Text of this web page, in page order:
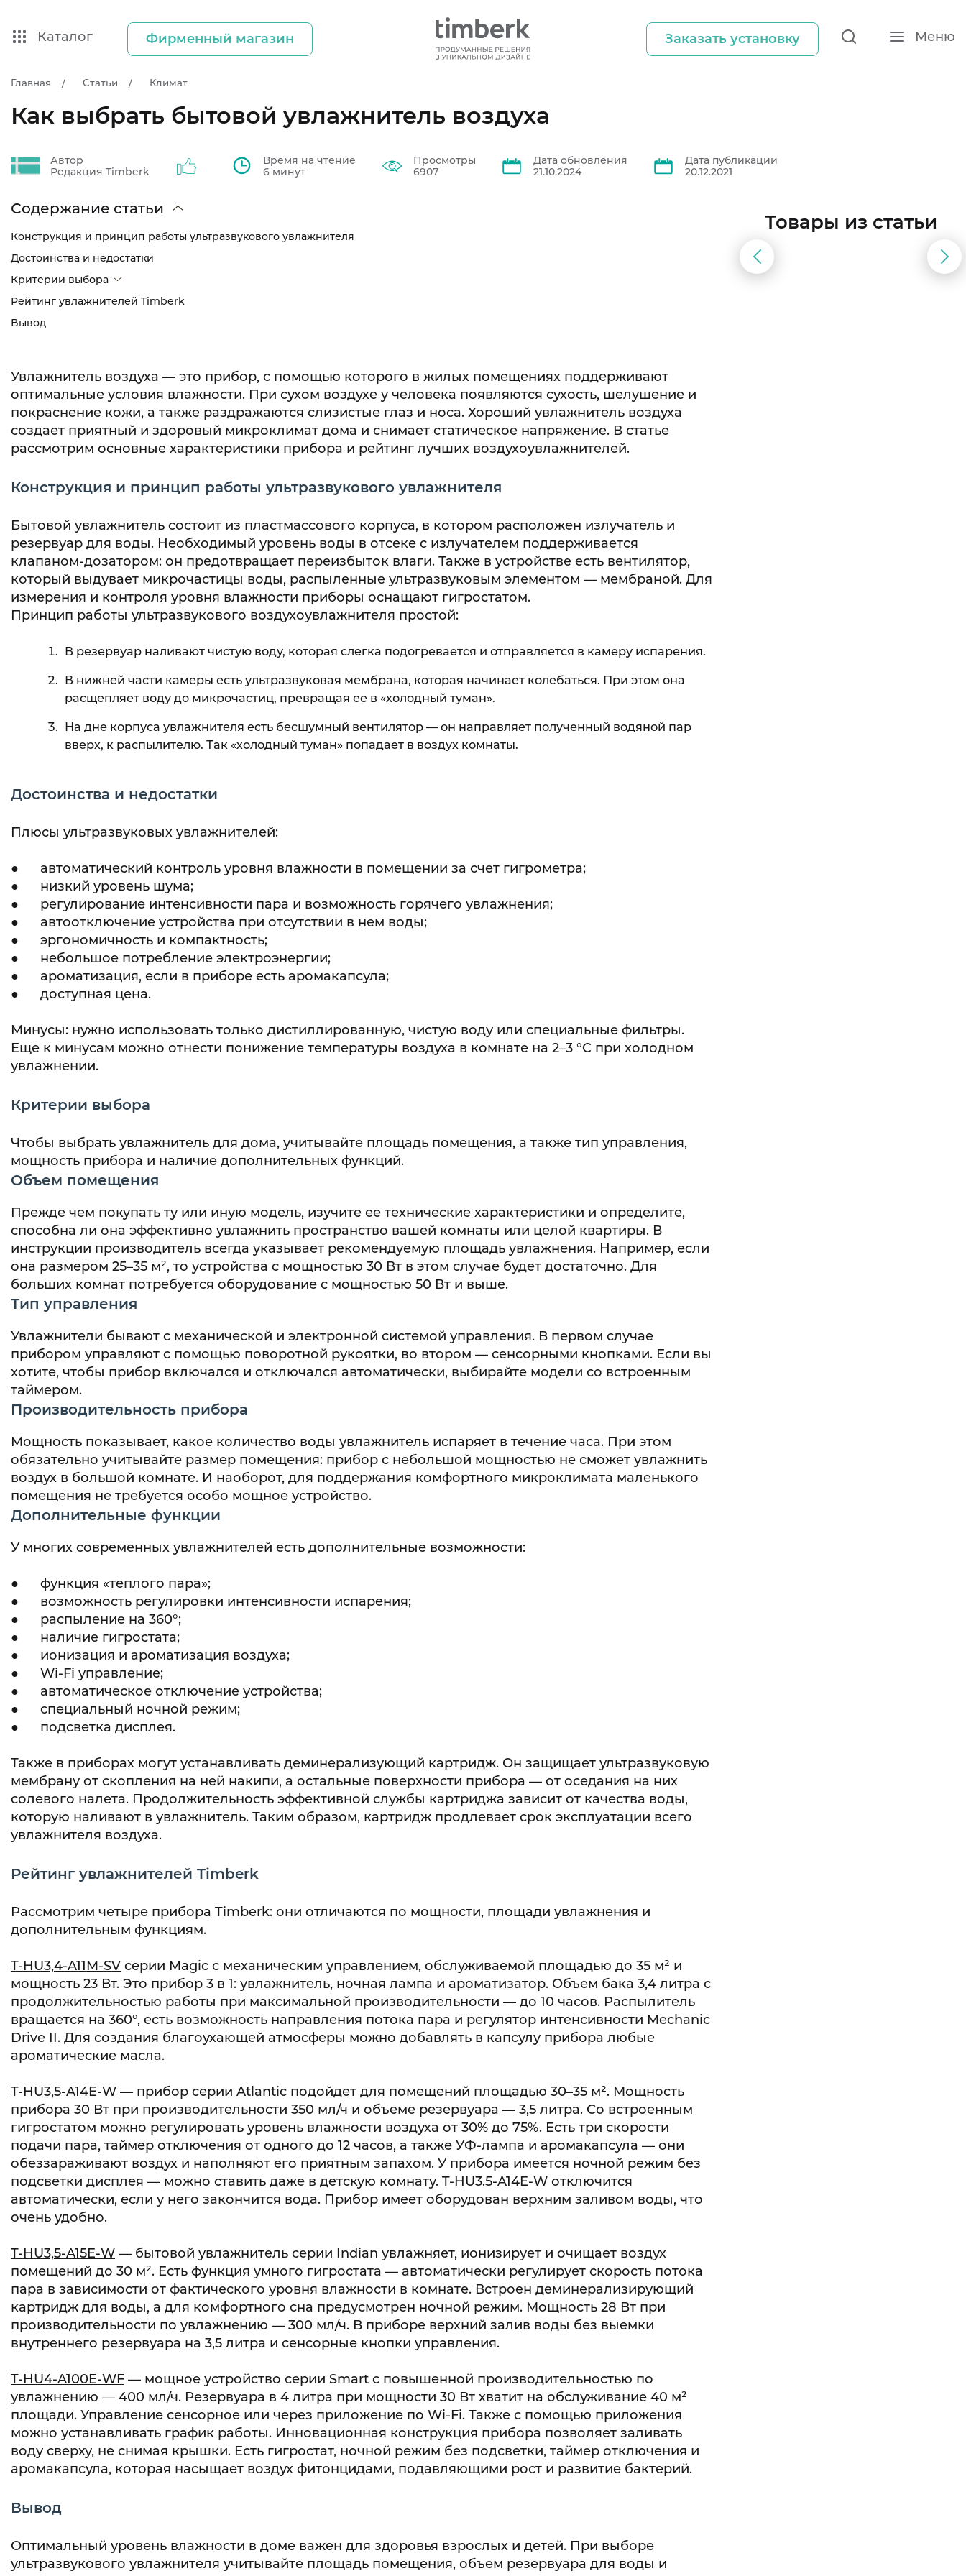
Каталог Фирменный магазин Заказать установку Меню
Главная Статьи Климат
Как выбрать бытовой увлажнитель воздуха
Автор
Редакция Timberk
Время на чтение
6 минут
Просмотры
6907
Дата обновления
21.10.2024
Дата публикации
20.12.2021
Содержание статьи
Конструкция и принцип работы ультразвукового увлажнителя
Достоинства и недостатки
Критерии выбора
Рейтинг увлажнителей Timberk
Вывод
Увлажнитель воздуха — это прибор, с помощью которого в жилых помещениях поддерживают
оптимальные условия влажности. При сухом воздухе у человека появляются сухость, шелушение и
покраснение кожи, а также раздражаются слизистые глаз и носа. Хороший увлажнитель воздуха
создает приятный и здоровый микроклимат дома и снимает статическое напряжение. В статье
рассмотрим основные характеристики прибора и рейтинг лучших воздухоувлажнителей.
Конструкция и принцип работы ультразвукового увлажнителя
Бытовой увлажнитель состоит из пластмассового корпуса, в котором расположен излучатель и
резервуар для воды. Необходимый уровень воды в отсеке с излучателем поддерживается
клапаном-дозатором: он предотвращает переизбыток влаги. Также в устройстве есть вентилятор,
который выдувает микрочастицы воды, распыленные ультразвуковым элементом — мембраной. Для
измерения и контроля уровня влажности приборы оснащают гигростатом.
Принцип работы ультразвукового воздухоувлажнителя простой:
В резервуар наливают чистую воду, которая слегка подогревается и отправляется в камеру испарения.
В нижней части камеры есть ультразвуковая мембрана, которая начинает колебаться. При этом она
расщепляет воду до микрочастиц, превращая ее в «холодный туман».
На дне корпуса увлажнителя есть бесшумный вентилятор — он направляет полученный водяной пар
вверх, к распылителю. Так «холодный туман» попадает в воздух комнаты.
Достоинства и недостатки
Плюсы ультразвуковых увлажнителей:
● автоматический контроль уровня влажности в помещении за счет гигрометра;
● низкий уровень шума;
● регулирование интенсивности пара и возможность горячего увлажнения;
● автоотключение устройства при отсутствии в нем воды;
● эргономичность и компактность;
● небольшое потребление электроэнергии;
● ароматизация, если в приборе есть аромакапсула;
● доступная цена.
Минусы: нужно использовать только дистиллированную, чистую воду или специальные фильтры.
Еще к минусам можно отнести понижение температуры воздуха в комнате на 2–3 °C при холодном
увлажнении.
Критерии выбора
Чтобы выбрать увлажнитель для дома, учитывайте площадь помещения, а также тип управления,
мощность прибора и наличие дополнительных функций.
Объем помещения
Прежде чем покупать ту или иную модель, изучите ее технические характеристики и определите,
способна ли она эффективно увлажнить пространство вашей комнаты или целой квартиры. В
инструкции производитель всегда указывает рекомендуемую площадь увлажнения. Например, если
она размером 25–35 м², то устройства с мощностью 30 Вт в этом случае будет достаточно. Для
больших комнат потребуется оборудование с мощностью 50 Вт и выше.
Тип управления
Увлажнители бывают с механической и электронной системой управления. В первом случае
прибором управляют с помощью поворотной рукоятки, во втором — сенсорными кнопками. Если вы
хотите, чтобы прибор включался и отключался автоматически, выбирайте модели со встроенным
таймером.
Производительность прибора
Мощность показывает, какое количество воды увлажнитель испаряет в течение часа. При этом
обязательно учитывайте размер помещения: прибор с небольшой мощностью не сможет увлажнить
воздух в большой комнате. И наоборот, для поддержания комфортного микроклимата маленького
помещения не требуется особо мощное устройство.
Дополнительные функции
У многих современных увлажнителей есть дополнительные возможности:
● функция «теплого пара»;
● возможность регулировки интенсивности испарения;
● распыление на 360°;
● наличие гигростата;
● ионизация и ароматизация воздуха;
● Wi-Fi управление;
● автоматическое отключение устройства;
● специальный ночной режим;
● подсветка дисплея.
Также в приборах могут устанавливать деминерализующий картридж. Он защищает ультразвуковую
мембрану от скопления на ней накипи, а остальные поверхности прибора — от оседания на них
солевого налета. Продолжительность эффективной службы картриджа зависит от качества воды,
которую наливают в увлажнитель. Таким образом, картридж продлевает срок эксплуатации всего
увлажнителя воздуха.
Рейтинг увлажнителей Timberk
Рассмотрим четыре прибора Timberk: они отличаются по мощности, площади увлажнения и
дополнительным функциям.
T-HU3,4-A11M-SV серии Magic с механическим управлением, обслуживаемой площадью до 35 м² и
мощность 23 Вт. Это прибор 3 в 1: увлажнитель, ночная лампа и ароматизатор. Объем бака 3,4 литра с
продолжительностью работы при максимальной производительности — до 10 часов. Распылитель
вращается на 360°, есть возможность направления потока пара и регулятор интенсивности Mechanic
Drive II. Для создания благоухающей атмосферы можно добавлять в капсулу прибора любые
ароматические масла.
T-HU3,5-A14E-W — прибор серии Atlantic подойдет для помещений площадью 30–35 м². Мощность
прибора 30 Вт при производительности 350 мл/ч и объеме резервуара — 3,5 литра. Со встроенным
гигростатом можно регулировать уровень влажности воздуха от 30% до 75%. Есть три скорости
подачи пара, таймер отключения от одного до 12 часов, а также УФ-лампа и аромакапсула — они
обеззараживают воздух и наполняют его приятным запахом. У прибора имеется ночной режим без
подсветки дисплея — можно ставить даже в детскую комнату. T-HU3.5-A14E-W отключится
автоматически, если у него закончится вода. Прибор имеет оборудован верхним заливом воды, что
очень удобно.
T-HU3,5-A15E-W — бытовой увлажнитель серии Indian увлажняет, ионизирует и очищает воздух
помещений до 30 м². Есть функция умного гигростата — автоматически регулирует скорость потока
пара в зависимости от фактического уровня влажности в комнате. Встроен деминерализирующий
картридж для воды, а для комфортного сна предусмотрен ночной режим. Мощность 28 Вт при
производительности по увлажнению — 300 мл/ч. В приборе верхний залив воды без выемки
внутреннего резервуара на 3,5 литра и сенсорные кнопки управления.
T-HU4-A100E-WF — мощное устройство серии Smart с повышенной производительностью по
увлажнению — 400 мл/ч. Резервуара в 4 литра при мощности 30 Вт хватит на обслуживание 40 м²
площади. Управление сенсорное или через приложение по Wi-Fi. Также с помощью приложения
можно устанавливать график работы. Инновационная конструкция прибора позволяет заливать
воду сверху, не снимая крышки. Есть гигростат, ночной режим без подсветки, таймер отключения и
аромакапсула, которая насыщает воздух фитонцидами, подавляющими рост и развитие бактерий.
Вывод
Оптимальный уровень влажности в доме важен для здоровья взрослых и детей. При выборе
ультразвукового увлажнителя учитывайте площадь помещения, объем резервуара для воды и
Товары из статьи
Предыдущий